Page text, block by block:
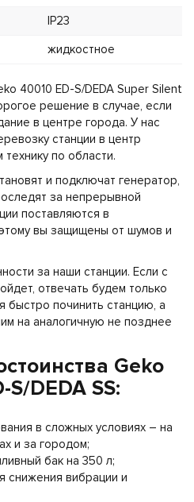
IP23
жидкостное
40010 ED-S/DEDA Super Silent
решение в случае, если
в центре города. У нас
станции в центр
по области.
и подключат генератор,
за непрерывной
поставляются в
вы защищены от шумов и
за наши станции. Если с
отвечать будем только
быстро починить станцию, а
на аналогичную не позднее
Geko
S/DEDA SS:
в сложных условиях – на
и за городом;
бак на 350 л;
снижения вибрации и